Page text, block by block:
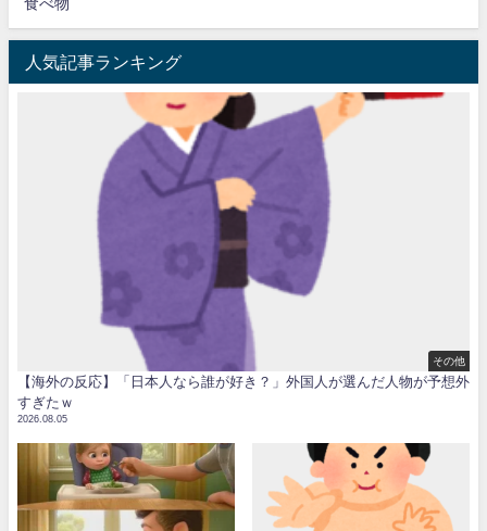
食べ物
人気記事ランキング
その他
【海外の反応】「日本人なら誰が好き？」外国人が選んだ人物が予想外
すぎたｗ
2026.08.05